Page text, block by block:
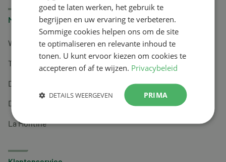
Merken
Wapiti
Tai-Ginseng
Dermagíq
Draisma
La Montine
goed te laten werken, het gebruik te
begrijpen en uw ervaring te verbeteren.
Sommige cookies helpen ons om de site
te optimaliseren en relevante inhoud te
tonen. U kunt ervoor kiezen om cookies te
accepteren of af te wijzen. Privacybeleid
PRIMA
DETAILS WEERGEVEN